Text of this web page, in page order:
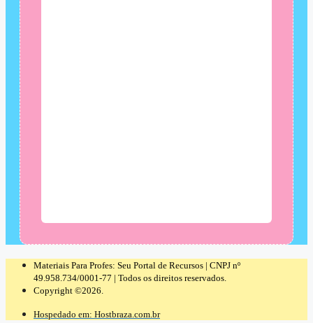
Materiais Para Profes: Seu Portal de Recursos | CNPJ nº
49.958.734/0001-77 | Todos os direitos reservados.
Copyright ©2026.
Hospedado em: Hostbraza.com.br